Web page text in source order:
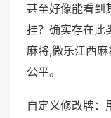
甚至好像能看到
挂？确实存在此
麻将,微乐江西
公平。
自定义修改牌：